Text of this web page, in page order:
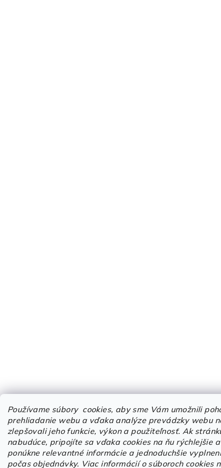
Používame súbory cookies, aby sme Vám umožnili
prehliadanie webu a vďaka analýze prevádzky webu
zlepšovali jeho funkcie, výkon a použiteľnosť. Ak
nabudúce, pripojíte sa vďaka cookies na ňu rýchlejšie
ponúkne relevantné informácie a jednoduchšie
počas objednávky. Viac informácií o súboroch cookies